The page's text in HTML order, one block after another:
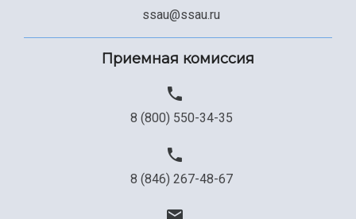
Официальные документы
ssau@ssau.ru
Приемная комиссия
8 (800) 550-34-35
8 (846) 267-48-67